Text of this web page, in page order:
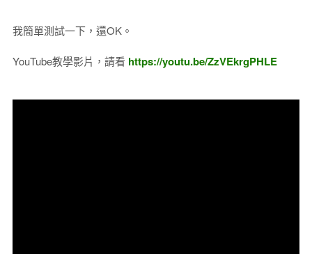
我簡單測試一下，還OK。
YouTube教學影片，請看 https://youtu.be/ZzVEkrgPHLE